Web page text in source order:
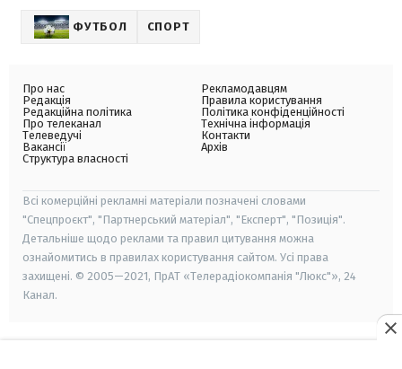
ФУТБОЛ СПОРТ
Про нас
Редакція
Редакційна політика
Про телеканал
Телеведучі
Вакансії
Структура власності
Рекламодавцям
Правила користування
Політика конфіденційності
Технічна інформація
Контакти
Архів
Всі комерційні рекламні матеріали позначені словами
"Спецпроєкт", "Партнерський матеріал", "Експерт", "Позиція".
Детальніше щодо реклами та правил цитування можна
ознайомитись в правилах користування сайтом. Усі права
захищені. © 2005—2021, ПрАТ «Телерадіокомпанія "Люкс"», 24
Канал.